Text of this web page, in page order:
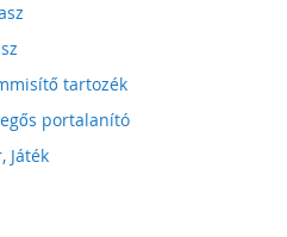
tartozék
portalanító
Játék